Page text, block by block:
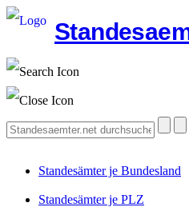
Standesämter je Bundesland
Standesämter je PLZ